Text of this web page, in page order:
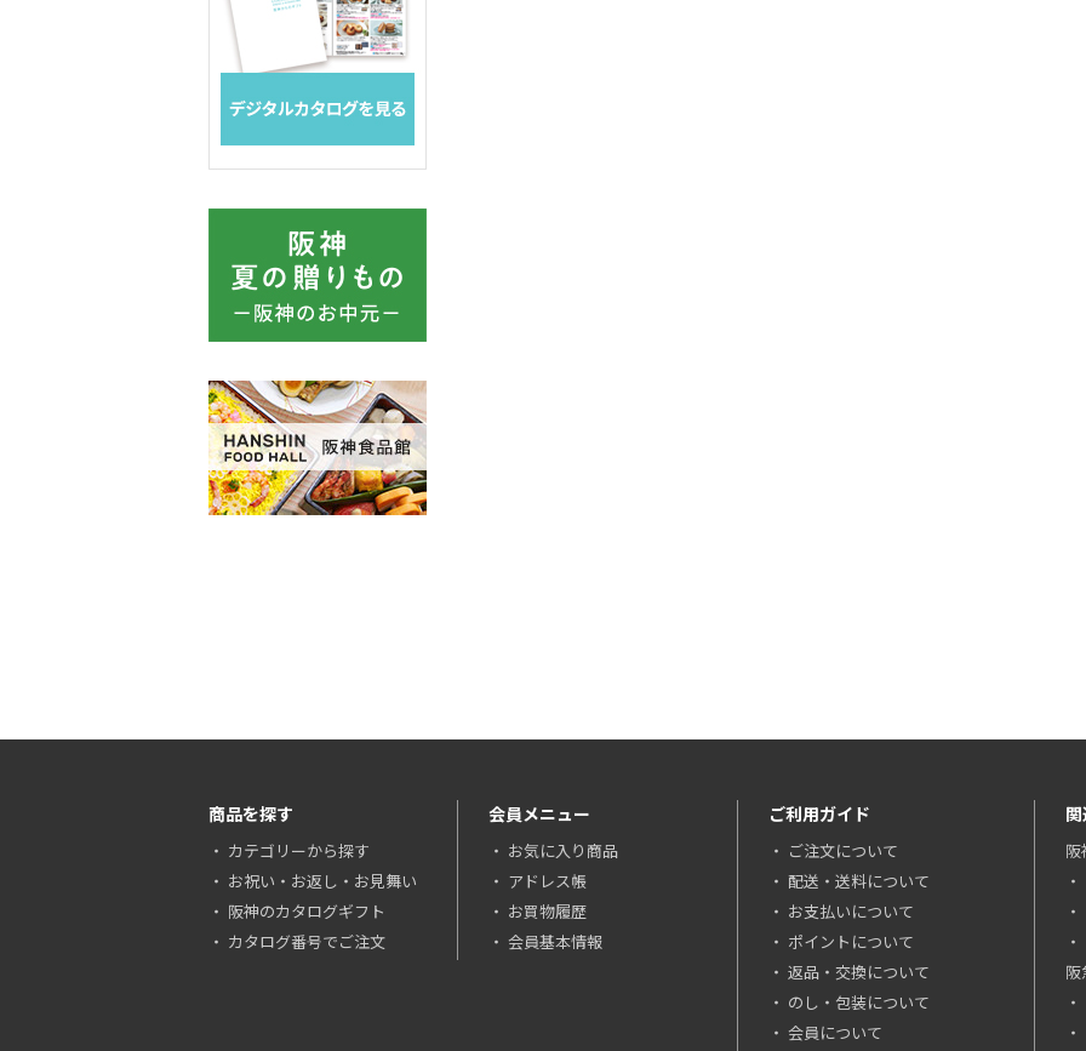
商品を探す
カテゴリーから探す
お祝い・お返し・お見舞い
阪神のカタログギフト
カタログ番号でご注文
会員メニュー
お気に入り商品
アドレス帳
お買物履歴
会員基本情報
ご利用ガイド
ご注文について
配送・送料について
お支払いについて
ポイントについて
返品・交換について
のし・包装について
会員について
阪
阪